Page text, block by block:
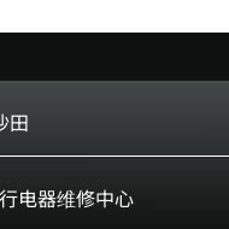
田
沙田乡事会路138号
电器维修中心